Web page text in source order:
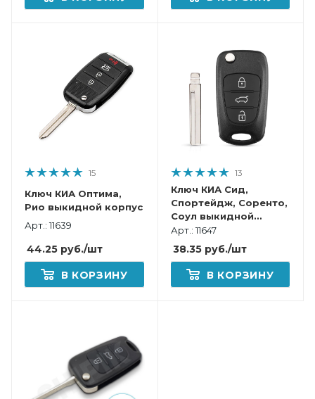
15
Ключ КИА Оптима,
Рио выкидной корпус
Арт.: 11639
44.25 руб./шт
В КОРЗИНУ
13
Ключ КИА Сид,
Спортейдж, Соренто,
Соул выкидной
корпус
Арт.: 11647
38.35руб./шт
В КОРЗИНУ